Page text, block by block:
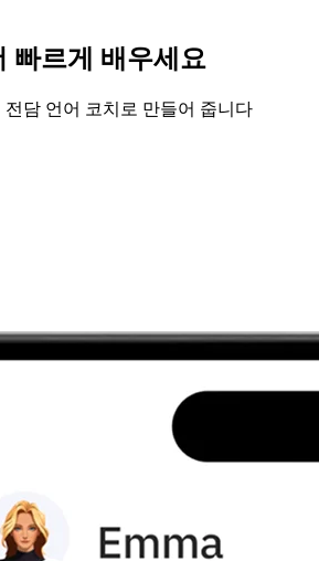
빠르게 배우세요
전담 언어 코치로 만들어 줍니다